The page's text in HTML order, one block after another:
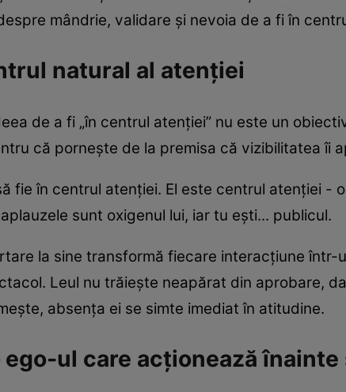
mândrie, validare și nevoia de a fi în
natural al atenției
de a fi „în centrul atenției” nu este un
că pornește de la premisa că vizibilitatea îi
fie în centrul atenției. El este centrul atenției -
sunt oxigenul lui, iar tu ești... publicul.
la sine transformă fiecare interacțiune
Leul nu trăiește neapărat din aprobare,
absența ei se simte imediat în atitudine.
ego-ul care acționează